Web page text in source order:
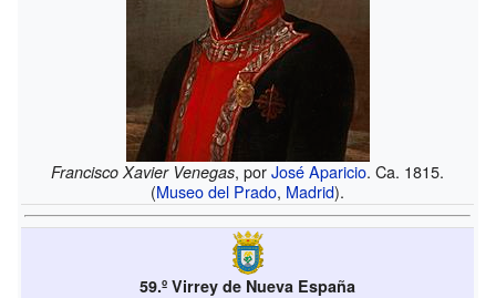
Francisco Xavier Venegas, porJosé Aparicio. Ca. 1815.
(Museo del Prado, Madrid).
59.º Virrey de Nueva España